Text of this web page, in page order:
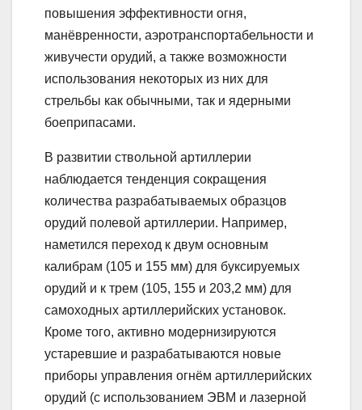
повышения эффективности огня,
манёвренности, аэротранспортабельности и
живучести орудий, а также возможности
использования некоторых из них для
стрельбы как обычными, так и ядерными
боеприпасами.
В развитии ствольной артиллерии
наблюдается тенденция сокращения
количества разрабатываемых образцов
орудий полевой артиллерии. Например,
наметился переход к двум основным
калибрам (105 и 155 мм) для буксируемых
орудий и к трем (105, 155 и 203,2 мм) для
самоходных артиллерийских установок.
Кроме того, активно модернизируются
устаревшие и разрабатываются новые
приборы управления огнём артиллерийских
орудий (с использованием ЭВМ и лазерной